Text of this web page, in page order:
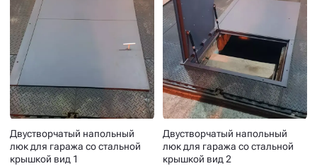
Двустворчатый напольный
люк для гаража со стальной
крышкой вид 1
Двустворчатый напольный
люк для гаража со стальной
крышкой вид 2